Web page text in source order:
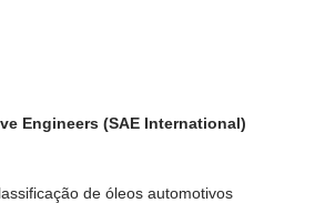
Engineers (SAE International)
de óleos automotivos